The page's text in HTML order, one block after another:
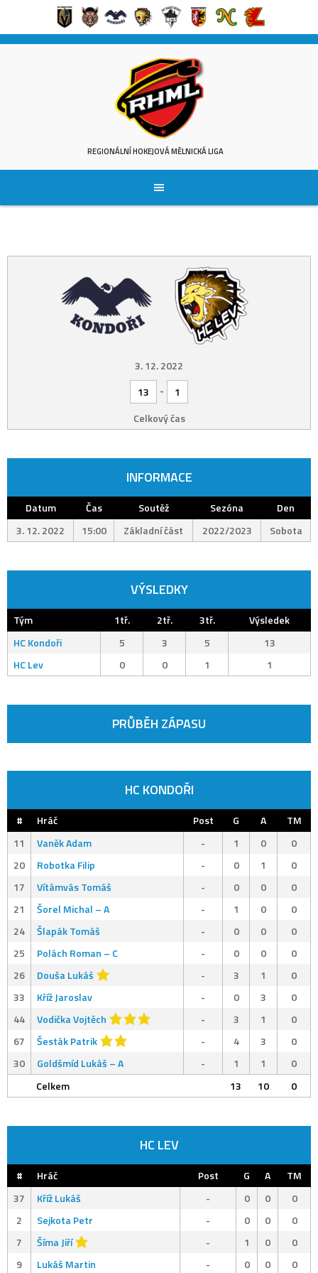
Skip
REGIONÁLNÍ HOKEJOVÁ MĚLNICKÁ LIGA
3. 12. 2022
13
-
1
Celkový čas
INFORMACE
Datum Čas Soutěž Sezóna
Den
3. 12. 2022
15:00 Základní část 2022/2023 Sobota
VÝSLEDKY
Tým 1tř. 2tř. 3tř.
Výsledek
HC Kondoři
5 3 5
13
HC Lev
0 0 1 1
PRŮBĚH ZÁPASU
HC KONDOŘI
# Hráč Post G A
TM
11
Vaněk Adam - 1 0
0
20
Robotka Filip - 0 1
0
17
Vítámvás Tomáš - 0 0
0
21
Šorel Michal – A - 1 0
0
24
Šlapák Tomáš - 0 0
0
25
Polách Roman – C - 0 0
0
26
Douša Lukáš - 3 1
0
33
Kříž Jaroslav - 0 3
0
44
Vodička Vojtěch - 3 1
0
67
Šesták Patrik - 4 3
0
30
Goldšmíd Lukáš – A - 1 1
0
Celkem
13 10 0
HC LEV
# Hráč Post G A
TM
37
Kříž Lukáš - 0 0
0
2
Sejkota Petr - 0 0
0
7
Šíma Jiří - 1 0
0
9
Lukáš Martin - 0 0 0